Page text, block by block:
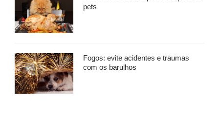
pets
Fogos: evite acidentes e traumas
com os barulhos